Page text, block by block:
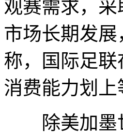
观赛需求，
市场长期发
称，国际足
消费能力划
除美加墨世